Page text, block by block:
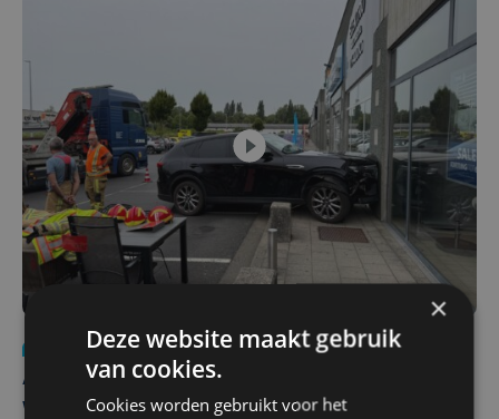
Nieuws
do 30 juli | 12:57
Autobestuurster rijdt na foutief manoeuvre tegen
winkelgevel in Ieper
×
Deze website maakt gebruik
van cookies.
Cookies worden gebruikt voor het